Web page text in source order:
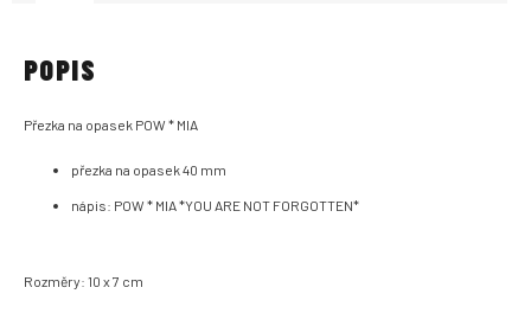
POPIS
Přezka na opasek POW * MIA
přezka na opasek 40 mm
nápis: POW * MIA *YOU ARE NOT FORGOTTEN*
Rozměry: 10 x 7 cm